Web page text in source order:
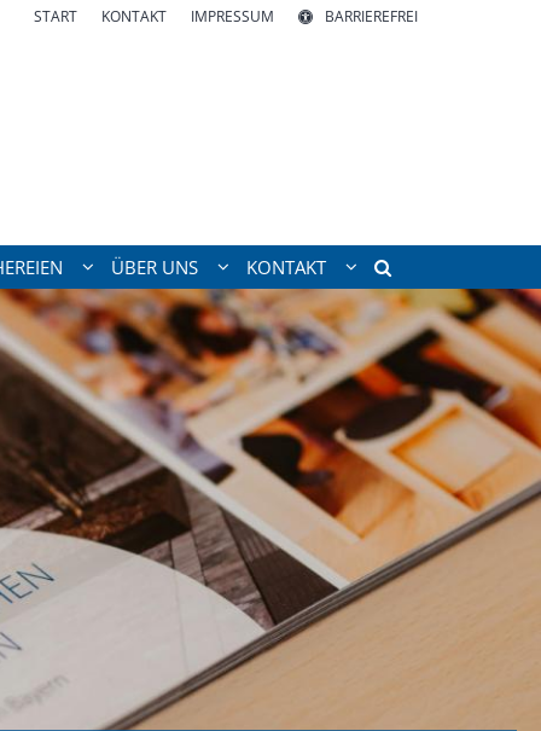
START KONTAKT IMPRESSUM BARRIEREFREI
ÜBER UNS KONTAKT